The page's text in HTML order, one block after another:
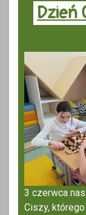
Dzień
3 czerwca
Ciszy,